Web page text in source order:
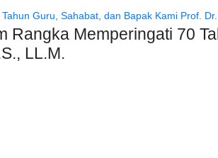
Rangka Memperingati 70
LL.M.